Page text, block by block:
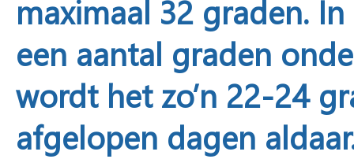
maximaal 32 graden.
een aantal graden
wordt het zo’n 22-24
afgelopen dagen